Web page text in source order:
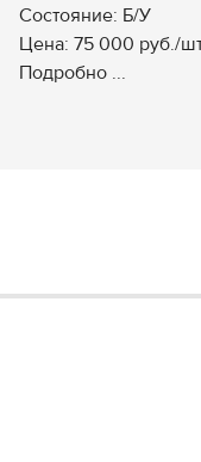
Состояние: Б/У
Цена: 75 000 руб./
Подробно ...